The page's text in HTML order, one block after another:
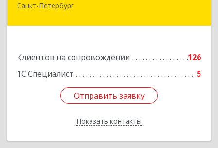
Санкт-Петербург
Клиентов на сопровождении
126
1С:Специалист
5
Отправить заявку
Показать контакты
191119, Санкт-Петербург г, Константина
Подробнее
Отправить заявку
Назад